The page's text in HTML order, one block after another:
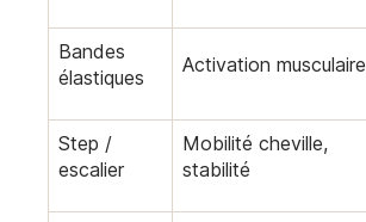
Bandes
élastiques
Activation musculaire
Step /
escalier
Mobilité cheville,
stabilité